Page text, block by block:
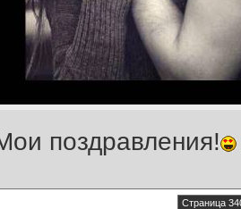
поздравления!
Страница